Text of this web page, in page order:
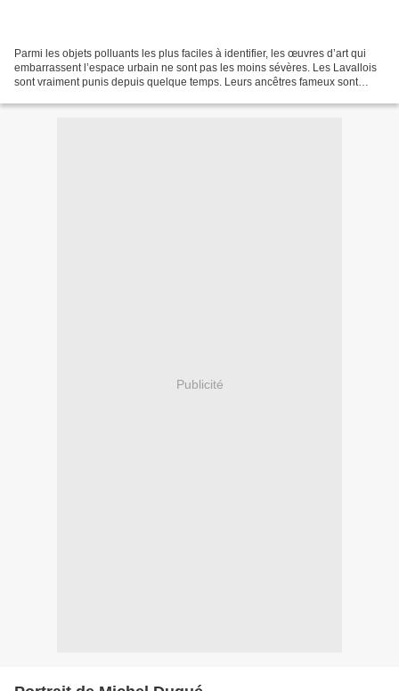
Parmi les objets polluants les plus faciles à identifier, les œuvres d’art qui
embarrassent l’espace urbain ne sont pas les moins sévères. Les Lavallois
sont vraiment punis depuis quelque temps. Leurs ancêtres fameux sont
Publicité